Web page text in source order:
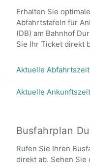
Erhalten Sie
Abfahrtstafeln für
(DB) am Bahnhof
Sie Ihr Ticket direkt
Aktuelle
Aktuelle
Busfahrplan
Rufen Sie Ihren
direkt ab. Sehen